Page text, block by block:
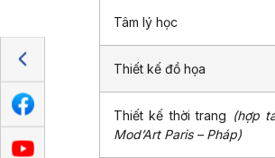
Tâm lý học
Thiết kế đồ họa
Thiết kế thời trang (hợp
Mod’Art Paris – Pháp)